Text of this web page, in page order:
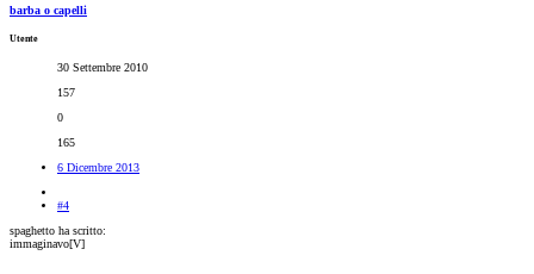
barba o capelli
Utente
30 Settembre 2010
157
0
165
6 Dicembre 2013
#4
spaghetto ha scritto:
immaginavo[V]